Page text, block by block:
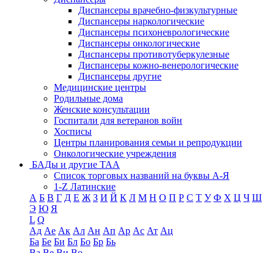
Диспансеры врачебно-физкультурные
Диспансеры наркологические
Диспансеры психоневрологические
Диспансеры онкологические
Диспансеры противотуберкулезные
Диспансеры кожно-венерологические
Диспансеры другие
Медицинские центры
Родильные дома
Женские консультации
Госпитали для ветеранов войн
Хосписы
Центры планирования семьи и репродукции
Онкологические учреждения
БАДы и другие ТАА
Список торговых названий на буквы А-Я
1-Z Латинские
А Б В Г Д Е Ж З И Й К Л М Н О П Р С Т У Ф Х Ц Ч Ш
Э Ю Я
L Q
Ад Ае Ак Ал Ан Ап Ар Ас Ат Ац
Ба Бе Би Бл Бо Бр Бь